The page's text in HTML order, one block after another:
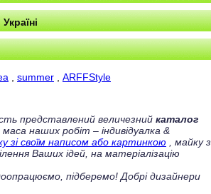
summer ARFFStyle
представлений величезний каталог
маса наших робіт – індивідуалка &
зі своїм написом або картинкою , майку з
Ваших ідей, на матеріалізацію
підберемо! Добрі дизайнери